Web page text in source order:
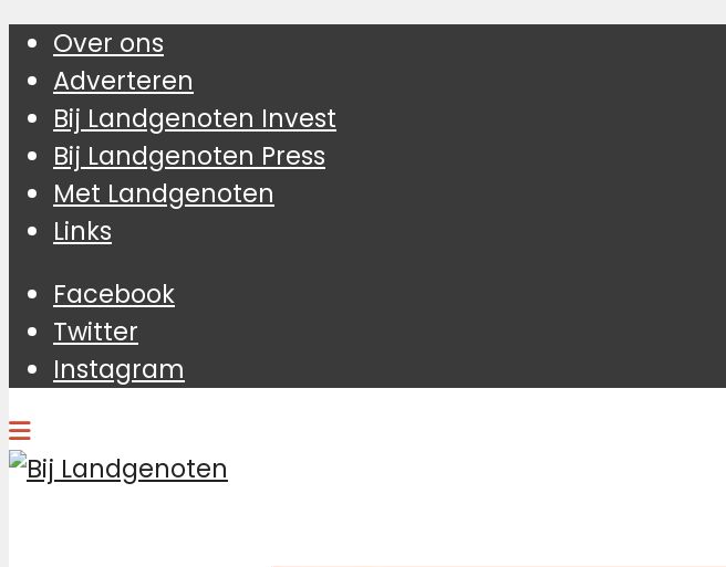
Over ons
Adverteren
Bij Landgenoten Invest
Bij Landgenoten Press
Met Landgenoten
Links
Facebook
Twitter
Instagram